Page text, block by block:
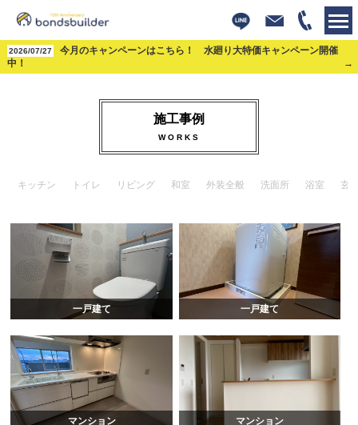
2026/07/27
今月のキャンペーンはこちら！ 水廻り大特価キャンペーン開催
中！
株式会社ボンズビルダー>施工事例> 洗面所
施工事例
WORKS
キッチン トイレ リビング 和室 外装全般 洗面所 浴室 玄
一戸建て 一戸建て
マンション マンション